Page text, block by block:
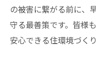
の被害に繋がる前に、
守る最善策です。皆様
安心できる住環境づく